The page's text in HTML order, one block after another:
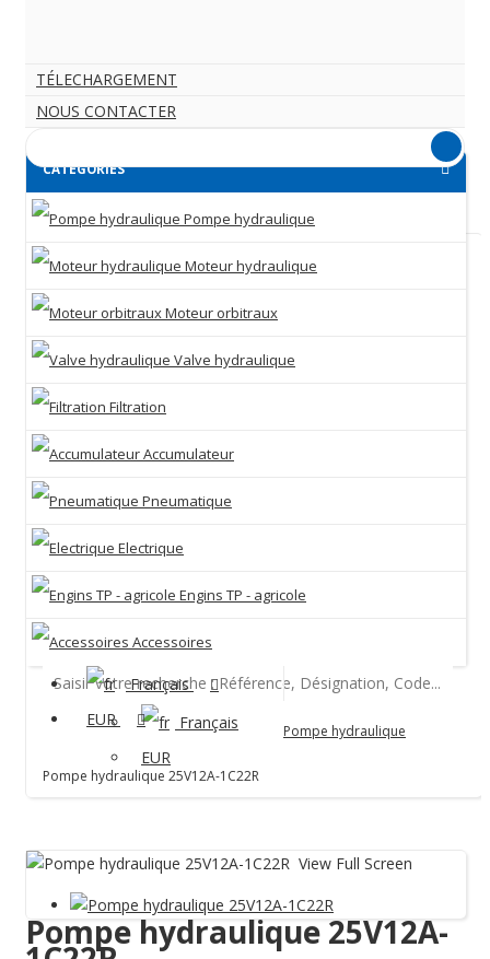
TÉLECHARGEMENT
NOUS CONTACTER
CATEGORIES
Pompe hydraulique
Moteur hydraulique
Moteur orbitraux
Valve hydraulique
Filtration
Accumulateur
Pneumatique
Electrique
Engins TP - agricole
Accessoires
Français
Français
EUR
EUR
Hydraulique
Pompe hydraulique
Pompe hydraulique 25V12A-1C22R
View Full Screen
Pompe hydraulique 25V12A-